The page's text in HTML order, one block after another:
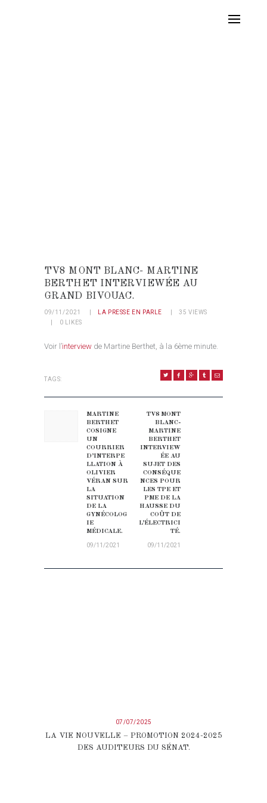
TV8 MONT BLANC- MARTINE
BERTHET INTERVIEWÉE AU
GRAND BIVOUAC.
09/11/2021 LA PRESSE EN PARLE 35 VIEWS
0
LIKES
Voir l’interview de Martine Berthet, à la 6ème minute.
TAGS:
Previous post:
MARTINE
BERTHET
COSIGNE
UN
COURRIER
D’INTERPE
LLATION À
OLIVIER
VÉRAN SUR
LA
SITUATION
DE LA
GYNÉCOLOG
IE
MÉDICALE.
09/11/2021
TV8 MONT
BLANC-
MARTINE
BERTHET
INTERVIEW
ÉE AU
SUJET DES
CONSÉQUE
NCES POUR
LES TPE ET
PME DE LA
HAUSSE DU
COÛT DE
L’ÉLECTRICI
TÉ.
09/11/2021
07/07/2025
LA VIE NOUVELLE – PROMOTION 2024-2025
DES AUDITEURS DU SÉNAT.